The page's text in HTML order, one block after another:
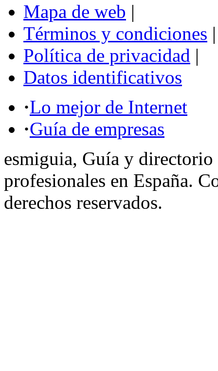
Mapa de web |
Términos y condiciones |
Política de privacidad |
Datos identificativos
·Lo mejor de Internet
·Guía de empresas
esmiguia, Guía y directorio
profesionales en España.
derechos reservados.